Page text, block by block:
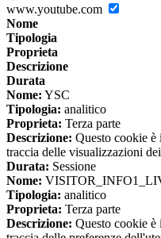
www.youtube.com
Nome
Tipologia
Proprieta
Descrizione
Durata
Nome: YSC
Tipologia: analitico
Proprieta: Terza parte
Descrizione: Questo cookie è
traccia delle visualizzazioni
Durata: Sessione
Nome:
Tipologia: analitico
Proprieta: Terza parte
Descrizione: Questo cookie è